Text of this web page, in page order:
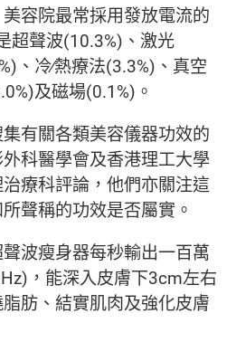
容院最常採用發放電流的
超聲波(10.3%)、激光
、冷∕熱療法(3.3%)、真空
及磁場(0.1%)。
有關各類美容儀器功效的
科醫學會及香港理工大學
療科評論，他們亦關注這
聲稱的功效是否屬實。
波瘦身器每秒輸出一百萬
，能深入皮膚下3cm左右
肪、結實肌肉及強化皮膚